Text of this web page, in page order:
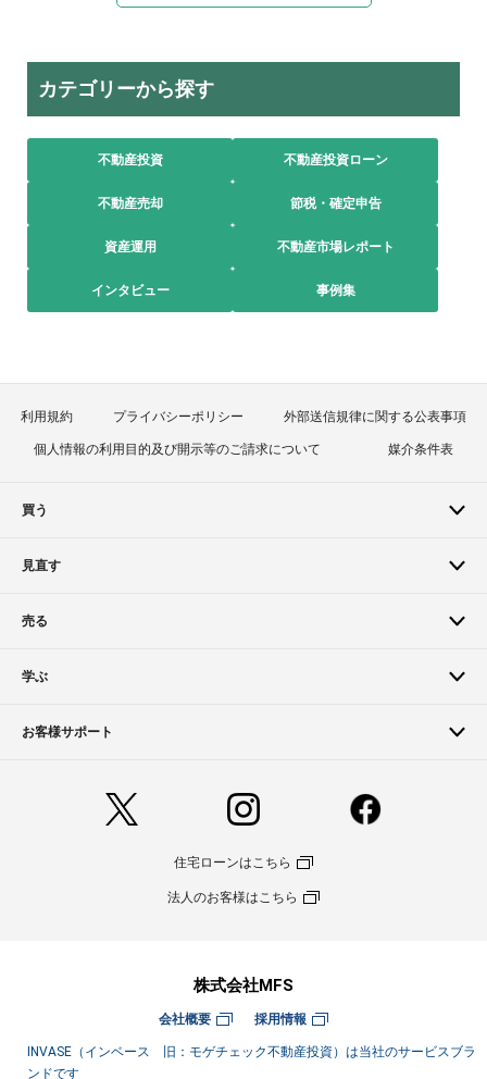
カテゴリーから探す
不動産投資 不動産投資ローン
不動産売却 節税・確定申告
資産運用 不動産市場レポート
インタビュー 事例集
利用規約 プライバシーポリシー 外部送信規律に関する公表事項
個人情報の利用目的及び開示等のご請求について 媒介条件表
買う
見直す
売る
学ぶ
お客様サポート
住宅ローンはこちら
法人のお客様はこちら
株式会社MFS
会社概要 採用情報
INVASE（インベース 旧：モゲチェック不動産投資）は当社のサービスブラ
ンドです